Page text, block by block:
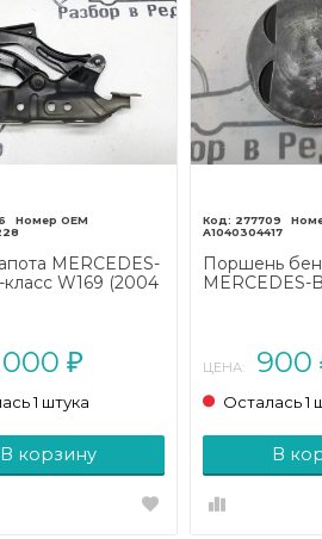
MERCEDES-
класс W169 (2004
000 ₽
1 штука
В корзину
277709
A1040304417
Поршень
MERCEDES-
ЦЕНА: 900
Осталась 1
В